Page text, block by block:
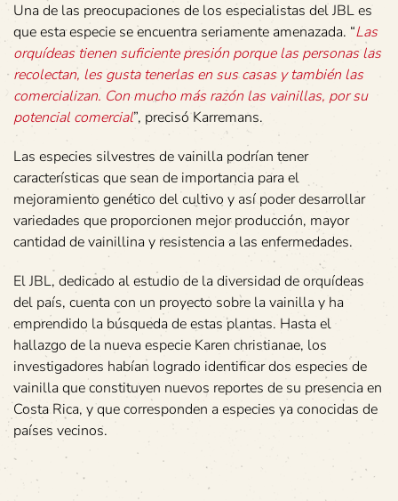
Una de las preocupaciones de los especialistas del JBL es
que esta especie se encuentra seriamente amenazada. “Las
orquídeas tienen suficiente presión porque las personas las
recolectan, les gusta tenerlas en sus casas y también las
comercializan. Con mucho más razón las vainillas, por su
potencial comercial”, precisó Karremans.
Las especies silvestres de vainilla podrían tener
características que sean de importancia para el
mejoramiento genético del cultivo y así poder desarrollar
variedades que proporcionen mejor producción, mayor
cantidad de vainillina y resistencia a las enfermedades.
El JBL, dedicado al estudio de la diversidad de orquídeas
del país, cuenta con un proyecto sobre la vainilla y ha
emprendido la búsqueda de estas plantas. Hasta el
hallazgo de la nueva especie Karen christianae, los
investigadores habían logrado identificar dos especies de
vainilla que constituyen nuevos reportes de su presencia en
Costa Rica, y que corresponden a especies ya conocidas de
países vecinos.